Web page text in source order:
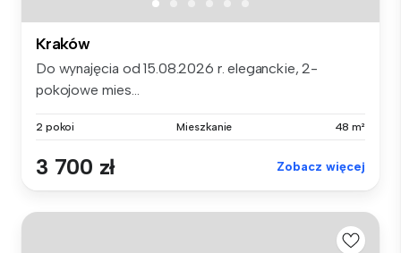
Kraków
Do wynajęcia od 15.08.2026 r. eleganckie, 2-
pokojowe mies...
2 pokoi Mieszkanie 48 m²
3 700 zł Zobacz więcej